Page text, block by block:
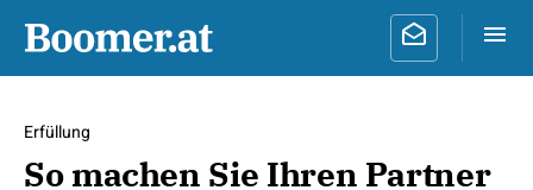
Erfüllung
So machen Sie Ihren Partner